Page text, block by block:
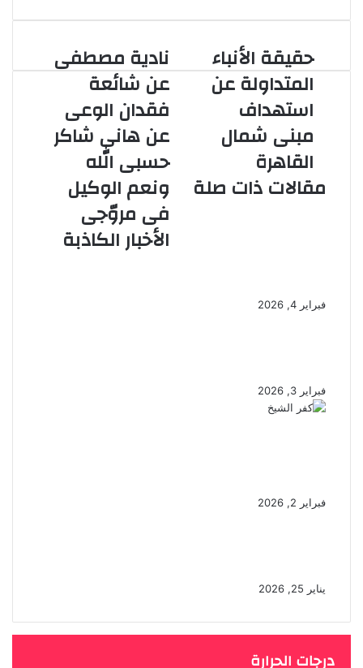
نادية
مصطفى
عن
شائعة
الوعى
هانى
شاكر
حسبى
الله
ونعم
نادية مصطفى
عن شائعة
فقدان الوعى
عن هانى شاكر
حسبى الله
ونعم الوكيل
فى مروّجى
الأخبار الكاذبة
حقيقة
الأنباء
المتداولة
عن
مبنى
شمال
القاهرة
حقيقة الأنباء
المتداولة عن
استهداف
مبنى شمال
القاهرة
مقالات ذات صلة
فبراير 4, 2026
فبراير 3, 2026
فبراير 2, 2026
يناير 25, 2026
درجات الحرارة